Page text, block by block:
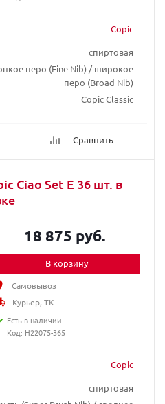
Copic
спиртовая
перо (Fine Nib) / широкое
перо (Broad Nib)
Copic Classic
Сравнить
Ciao Set E 36 шт. в
Copic
спиртовая
18 875 руб.
В корзину
Самовывоз
Курьер, ТК
Есть в наличии
Код: H22075-365